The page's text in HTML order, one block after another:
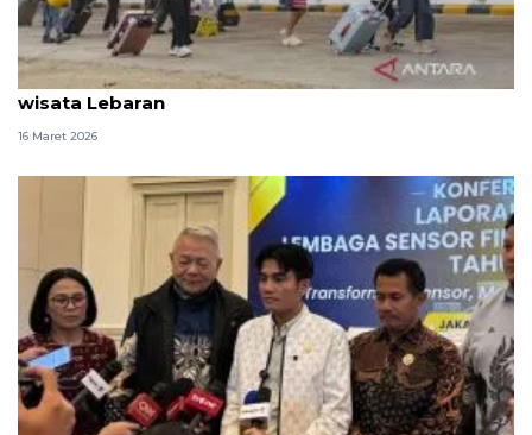
Simak lagi informasi soal persiapan mudik hingga
wisata Lebaran
16 Maret 2026